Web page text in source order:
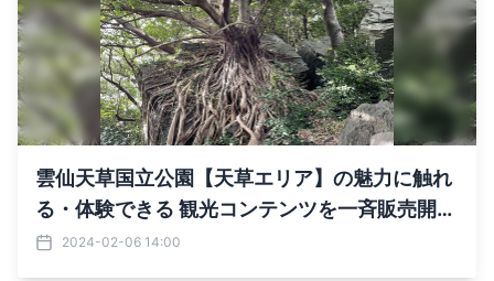
雲仙天草国立公園【天草エリア】の魅力に触れ
る・体験できる 観光コンテンツを一斉販売開
始！各コンテンツをダイジェストで 観ることの
2024-02-06 14:00